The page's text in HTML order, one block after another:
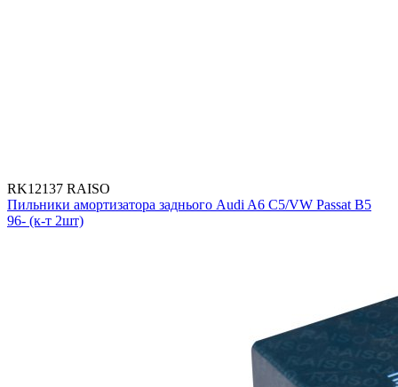
RK12137 RAISO
Пильники амортизатора заднього Audi A6 C5/VW Passat B5
96- (к-т 2шт)